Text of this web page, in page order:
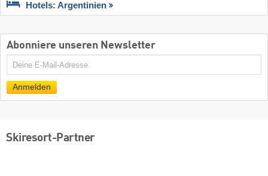
Hotels: Argentinien
Abonniere unseren Newsletter
E-
Anmelden
Skiresort-Partner